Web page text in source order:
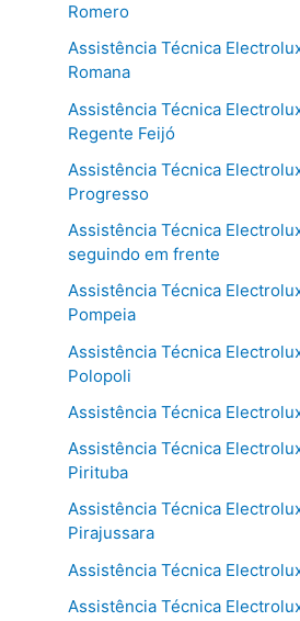
Romero
Assistência Técnica
Romana
Assistência Técnica
Regente Feijó
Assistência Técnica
Progresso
Assistência Técnica
seguindo em frente
Assistência Técnica
Pompeia
Assistência Técnica
Polopoli
Assistência Técnica
Assistência Técnica
Pirituba
Assistência Técnica
Pirajussara
Assistência Técnica
Assistência Técnica